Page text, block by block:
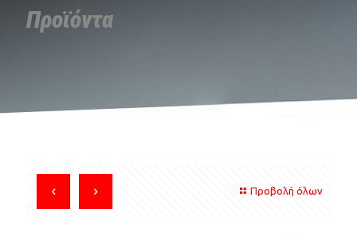
Προϊόντα
Προβολή όλων